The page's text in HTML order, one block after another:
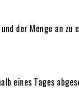
der Menge an
eines Tages